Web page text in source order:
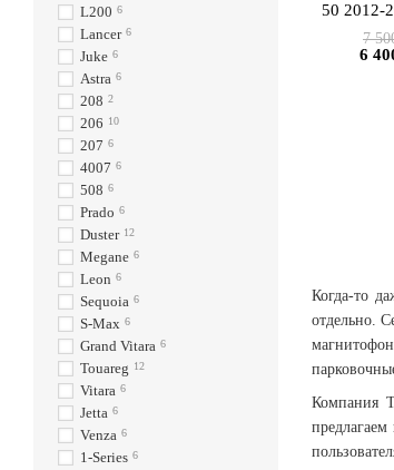
Когда-то
отдельно.
Компания
50 2012-
7
6
L200 6
Lancer 6
Juke 6
Astra 6
208 2
206 10
207 6
4007 6
508 6
Prado 6
Duster 12
Megane 6
Leon 6
Sequoia 6
S-Max 6
Grand Vitara 6
Touareg 12
Vitara 6
Jetta 6
Venza 6
1-Series 6